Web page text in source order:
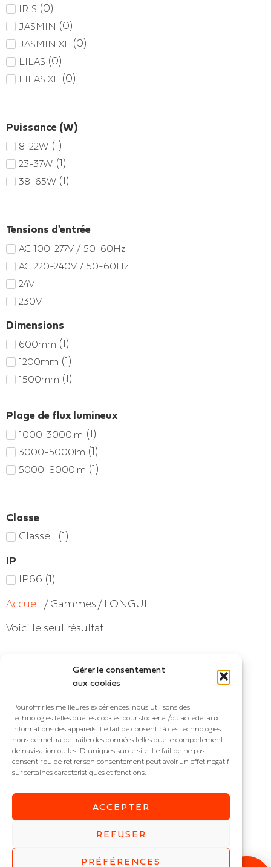
Gérer le consentement
aux cookies
Pour offrir les meilleures expériences, nous utilisons des
technologies telles que les cookies pour stocker et/ou accéder aux
informations des appareils. Le fait de consentir à ces technologies
nous permettra de traiter des données telles que le comportement
de navigation ou les ID uniques sur ce site. Le fait de ne pas
consentir ou de retirer son consentement peut avoir un effet négatif
sur certaines caractéristiques et fonctions.
ACCEPTER
REFUSER
PRÉFÉRENCES
IRIS (0)
JASMIN (0)
JASMIN XL (0)
LILAS (0)
LILAS XL (0)
Puissance (W)
8-22W (1)
23-37W (1)
38-65W (1)
Tensions d'entrée
AC 100-277V / 50-60Hz
AC 220-240V / 50-60Hz
24V
230V
Dimensions
600mm (1)
1200mm (1)
1500mm (1)
Plage de flux lumineux
1000-3000lm (1)
3000-5000lm (1)
5000-8000lm (1)
Classe
Classe I (1)
IP
IP66 (1)
Accueil / Gammes / LONGUI
Voici le seul résultat
LONGUI
Réglette industrielle
standard
Puissance (W) :18,24,36,